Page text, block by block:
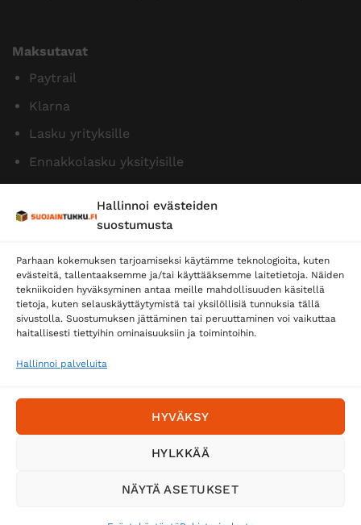
Hallinnoi evästeiden
suostumusta
Parhaan kokemuksen tarjoamiseksi käytämme teknologioita, kuten
evästeitä, tallentaaksemme ja/tai käyttääksemme laitetietoja. Näiden
tekniikoiden hyväksyminen antaa meille mahdollisuuden käsitellä
tietoja, kuten selauskäyttäytymistä tai yksilöllisiä tunnuksia tällä
sivustolla. Suostumuksen jättäminen tai peruuttaminen voi vaikuttaa
haitallisesti tiettyihin ominaisuuksiin ja toimintoihin.
Hallinnoi palveluita
HYVÄKSY
HYLKKÄÄ
NÄYTÄ ASETUKSET
Maksutavat
Paytrail
Klarna
Lasku yrityksille
Ennakkolasku yksityisille
Toimitustavat
Posti
Matkahuolto
Tilaa uutiskirje ja saat erikoisalennuksia